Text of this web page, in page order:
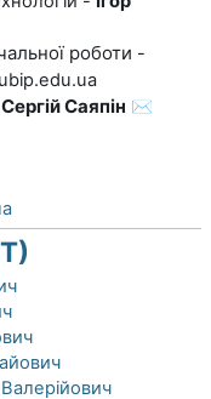
роботи -
Сергій Саяпін ✉️